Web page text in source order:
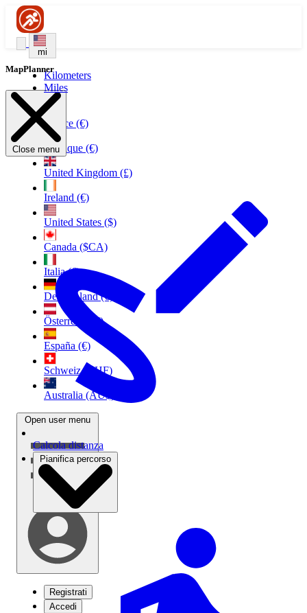
mi
Kilometers
Miles
France (€)
Belgique (€)
United Kingdom (£)
Ireland (€)
United States ($)
Canada ($CA)
Italia (€)
Deutschland (€)
Österreich (€)
España (€)
Schweiz (CHF)
Australia (AU$)
Open user menu
Registrati
Accedi
MapPlanner
Close menu
Calcola distanza
Pianifica percorso